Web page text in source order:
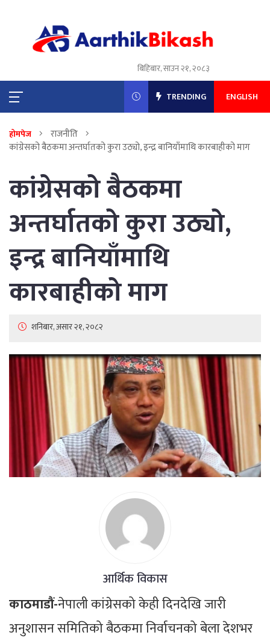
बिहिबार, साउन २१, २०८३
TRENDING ENGLISH
होमपेज
राजनीति
कांग्रेसको बैठकमा अन्तर्घातको कुरा उठ्यो, इन्द्र बानियाँमाथि कारबाहीको माग
कांग्रेसको बैठकमा
अन्तर्घातको कुरा उठ्यो,
इन्द्र बानियाँमाथि
कारबाहीको माग
शनिबार, असार २१, २०८२
आर्थिक विकास
काठमाडौं-नेपाली कांग्रेसको केही दिनदेखि जारी
अनुशासन समितिको बैठकमा निर्वाचनको बेला देशभर